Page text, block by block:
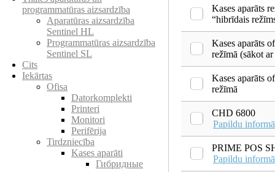
programmatūras aizsardzība
Aparatūras aizsardzība
Sentinel HL
Programmatūras aizsardzība
Sentinel SL
Cits
Iekārtas
Ofisa
Datorkomplekti
Printeri
Monitori
Perifērija
Tirdzniecība
Kases aparāti
Гибридные
Kases aparāts
“hibrīdais
Kases aparāts
režīmā (sākot
Kases aparāts
režīmā
CHD 6800
Papildu
PRIME POS
Papildu